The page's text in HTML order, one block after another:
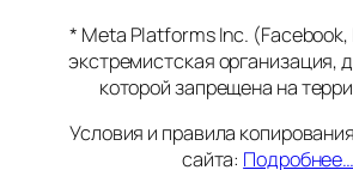
* Meta Platforms Inc.
экстремистская организация,
которой запрещена на
Условия и правила
сайта: Подробнее…